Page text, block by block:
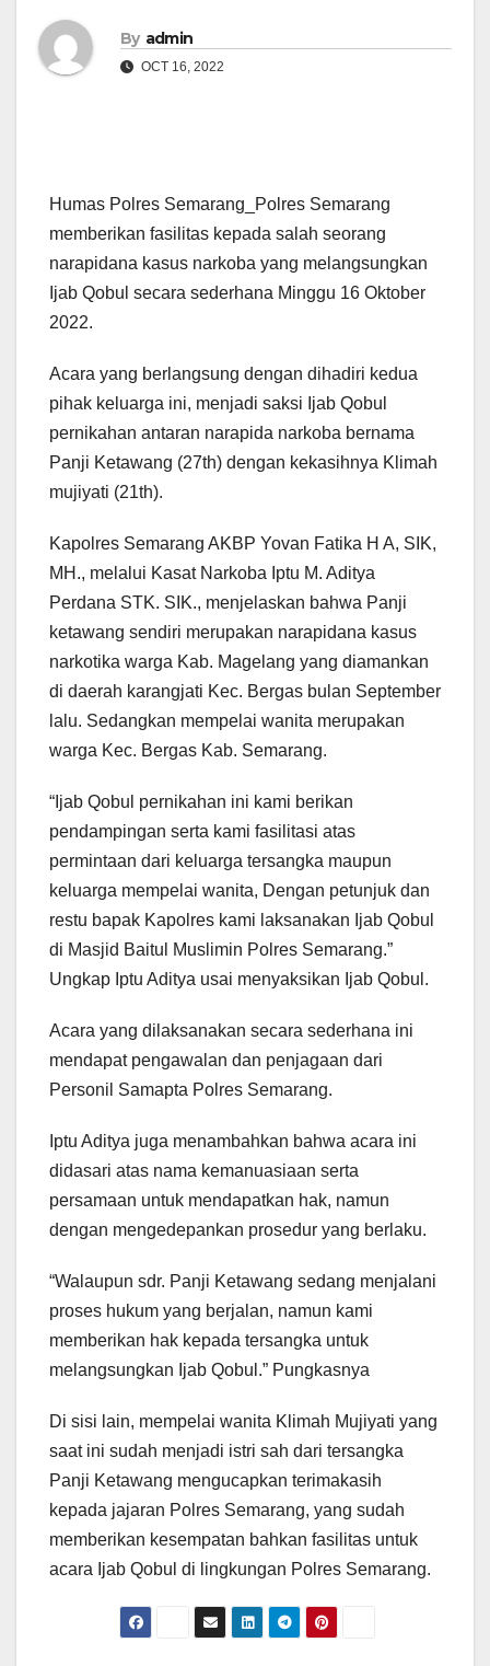
By admin
OCT 16, 2022
Humas Polres Semarang_Polres Semarang
memberikan fasilitas kepada salah seorang
narapidana kasus narkoba yang melangsungkan
Ijab Qobul secara sederhana Minggu 16 Oktober
2022.
Acara yang berlangsung dengan dihadiri kedua
pihak keluarga ini, menjadi saksi Ijab Qobul
pernikahan antaran narapida narkoba bernama
Panji Ketawang (27th) dengan kekasihnya Klimah
mujiyati (21th).
Kapolres Semarang AKBP Yovan Fatika H A, SIK,
MH., melalui Kasat Narkoba Iptu M. Aditya
Perdana STK. SIK., menjelaskan bahwa Panji
ketawang sendiri merupakan narapidana kasus
narkotika warga Kab. Magelang yang diamankan
di daerah karangjati Kec. Bergas bulan September
lalu. Sedangkan mempelai wanita merupakan
warga Kec. Bergas Kab. Semarang.
“Ijab Qobul pernikahan ini kami berikan
pendampingan serta kami fasilitasi atas
permintaan dari keluarga tersangka maupun
keluarga mempelai wanita, Dengan petunjuk dan
restu bapak Kapolres kami laksanakan Ijab Qobul
di Masjid Baitul Muslimin Polres Semarang.”
Ungkap Iptu Aditya usai menyaksikan Ijab Qobul.
Acara yang dilaksanakan secara sederhana ini
mendapat pengawalan dan penjagaan dari
Personil Samapta Polres Semarang.
Iptu Aditya juga menambahkan bahwa acara ini
didasari atas nama kemanuasiaan serta
persamaan untuk mendapatkan hak, namun
dengan mengedepankan prosedur yang berlaku.
“Walaupun sdr. Panji Ketawang sedang menjalani
proses hukum yang berjalan, namun kami
memberikan hak kepada tersangka untuk
melangsungkan Ijab Qobul.” Pungkasnya
Di sisi lain, mempelai wanita Klimah Mujiyati yang
saat ini sudah menjadi istri sah dari tersangka
Panji Ketawang mengucapkan terimakasih
kepada jajaran Polres Semarang, yang sudah
memberikan kesempatan bahkan fasilitas untuk
acara Ijab Qobul di lingkungan Polres Semarang.